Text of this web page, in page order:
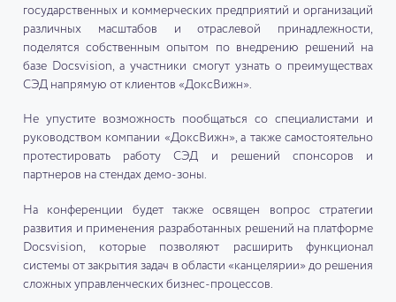
государственных и коммерческих предприятий и организаций
различных масштабов и отраслевой принадлежности,
поделятся собственным опытом по внедрению решений на
базе Docsvision, а участники смогут узнать о преимуществах
СЭД напрямую от клиентов «ДоксВижн».
Не упустите возможность пообщаться со специалистами и
руководством компании «ДоксВижн», а также самостоятельно
протестировать работу СЭД и решений спонсоров и
партнеров на стендах демо-зоны.
На конференции будет также освящен вопрос стратегии
развития и применения разработанных решений на платформе
Docsvision, которые позволяют расширить функционал
системы от закрытия задач в области «канцелярии» до решения
сложных управленческих бизнес-процессов.